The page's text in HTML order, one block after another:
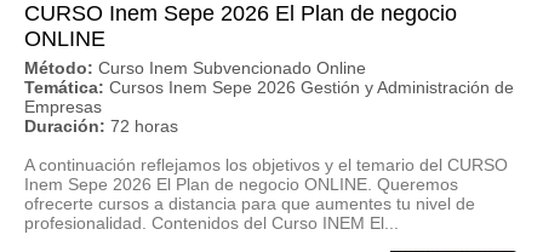
CURSO Inem Sepe 2026 El Plan de negocio
ONLINE
Método: Curso Inem Subvencionado Online
Temática: Cursos Inem Sepe 2026 Gestión y Administración de
Empresas
Duración: 72 horas
A continuación reflejamos los objetivos y el temario del CURSO
Inem Sepe 2026 El Plan de negocio ONLINE. Queremos
ofrecerte cursos a distancia para que aumentes tu nivel de
profesionalidad. Contenidos del Curso INEM El...